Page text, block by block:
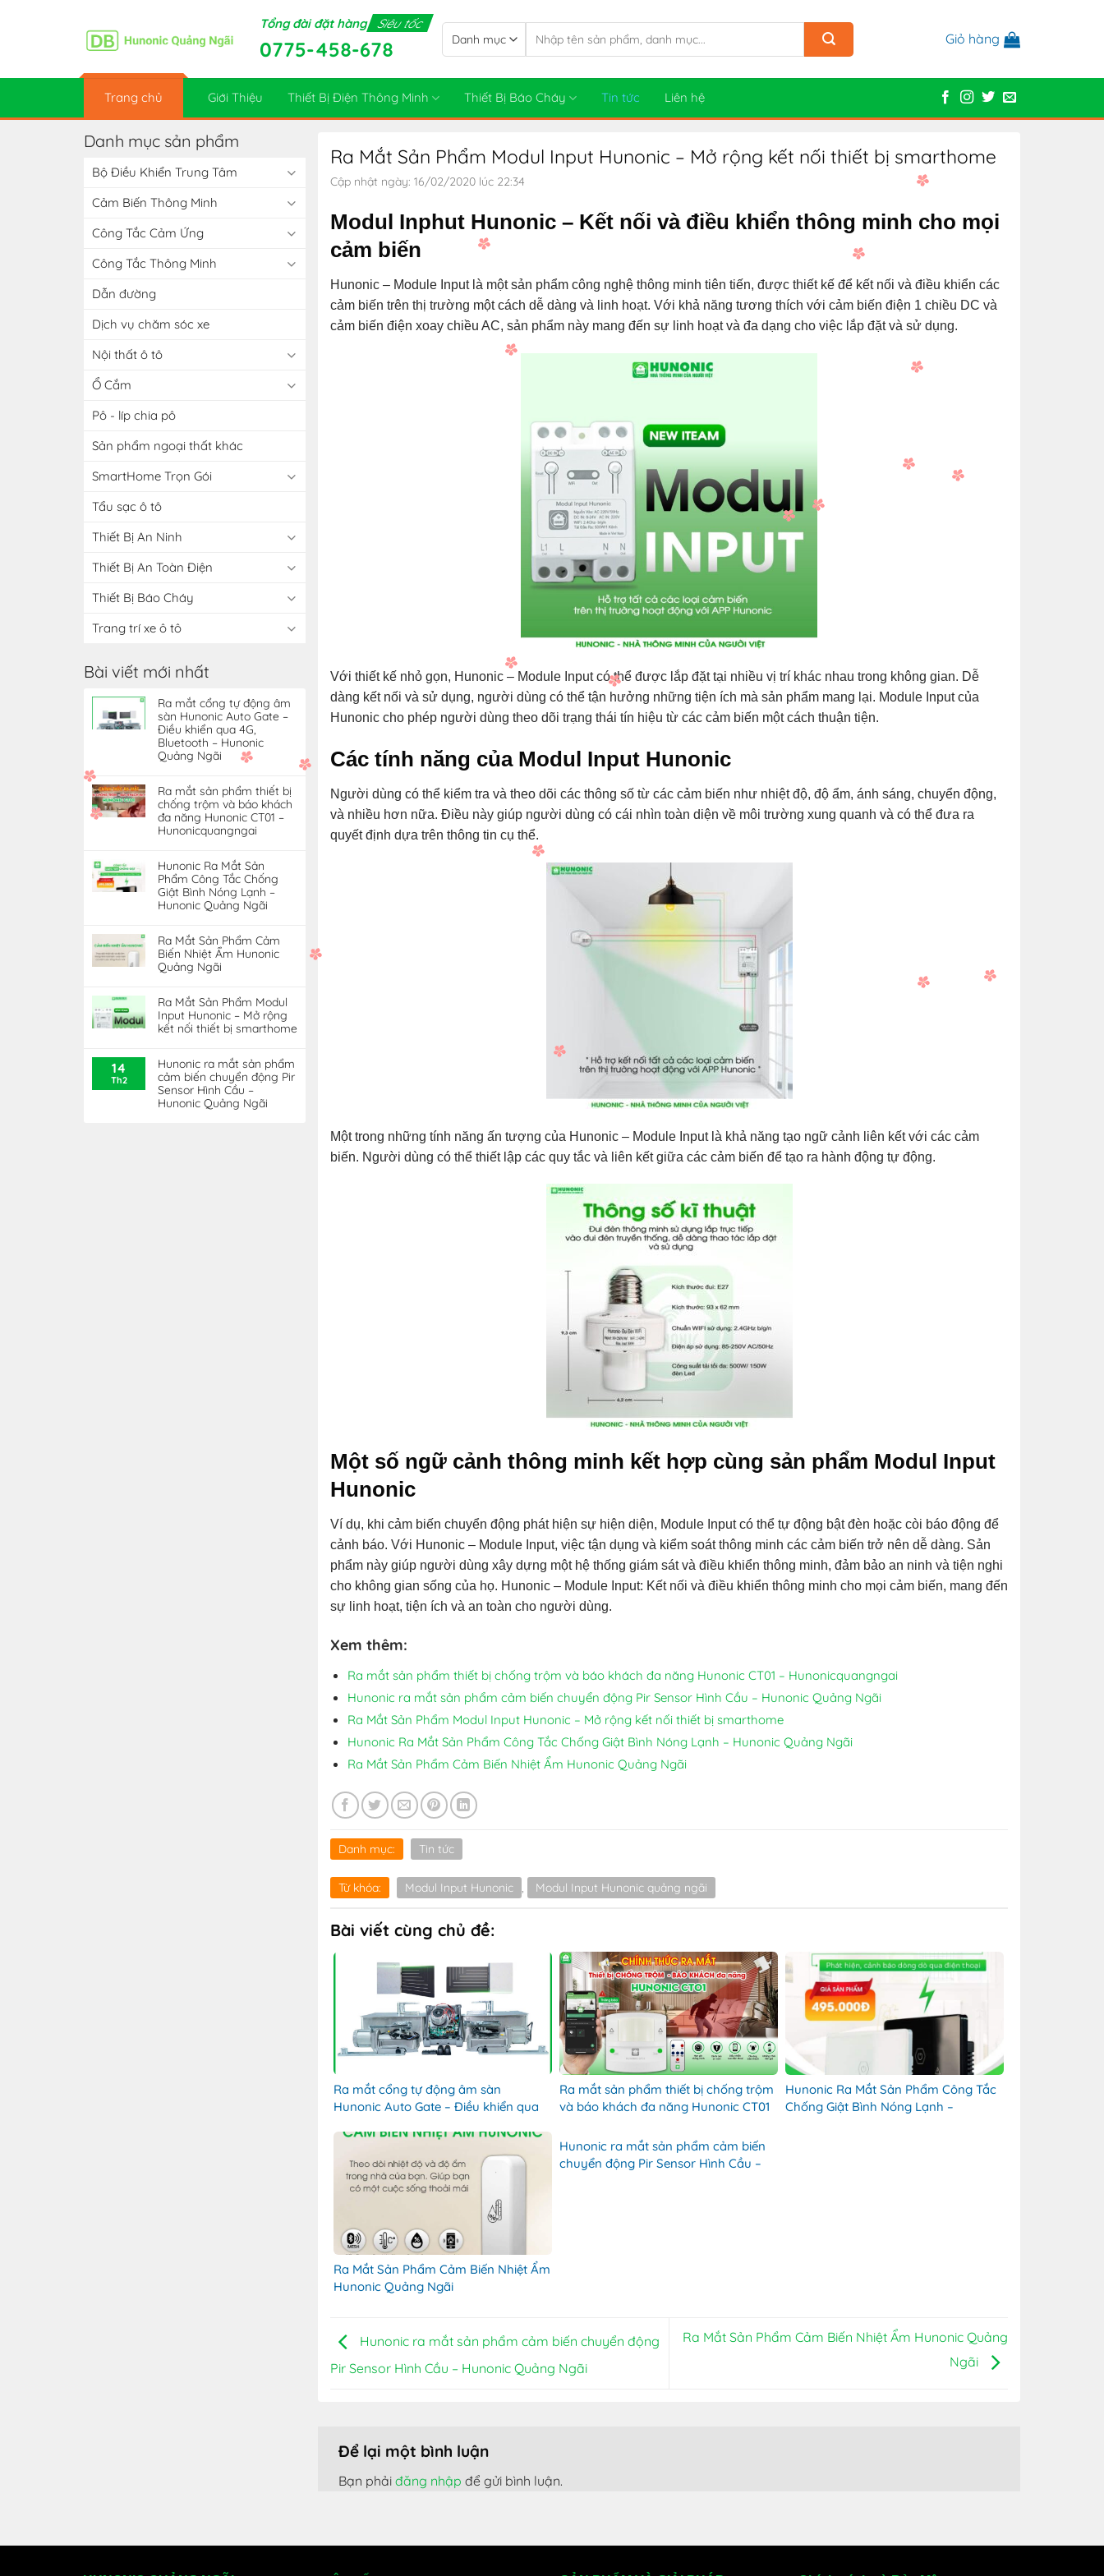
Tổng đài đặt hàng Siêu tốc
0775-458-678
kiếm:
Giỏ hàng
Trang chủ Giới Thiệu Thiết Bị Điện Thông Minh Thiết Bị Báo Cháy Tin tức Liên hệ
Danh mục sản phẩm
Bộ Điều Khiển Trung Tâm
Cảm Biến Thông Minh
Công Tắc Cảm Ứng
Công Tắc Thông Minh
Dẫn đường
Dịch vụ chăm sóc xe
Nội thất ô tô
Ổ Cắm
Pô - líp chia pô
Sản phẩm ngoại thất khác
SmartHome Trọn Gói
Tẩu sạc ô tô
Thiết Bị An Ninh
Thiết Bị An Toàn Điện
Thiết Bị Báo Cháy
Trang trí xe ô tô
Bài viết mới nhất
Ra mắt cổng tự động âm
sàn Hunonic Auto Gate –
Điều khiển qua 4G,
Bluetooth – Hunonic
Quảng Ngãi
Ra mắt sản phẩm thiết bị
chống trộm và báo khách
đa năng Hunonic CT01 –
Hunonicquangngai
Hunonic Ra Mắt Sản
Phẩm Công Tắc Chống
Giật Bình Nóng Lạnh –
Hunonic Quảng Ngãi
Ra Mắt Sản Phẩm Cảm
Biến Nhiệt Ẩm Hunonic
Quảng Ngãi
Ra Mắt Sản Phẩm Modul
Input Hunonic – Mở rộng
kết nối thiết bị smarthome
14
Th2
Hunonic ra mắt sản phẩm
cảm biến chuyển động Pir
Sensor Hình Cầu –
Hunonic Quảng Ngãi
Ra Mắt Sản Phẩm Modul Input Hunonic – Mở rộng kết nối thiết bị smarthome
Cập nhật ngày: 16/02/2020 lúc 22:34
Modul Inphut Hunonic – Kết nối và điều khiển thông minh cho mọi
cảm biến
Hunonic – Module Input là một sản phẩm công nghệ thông minh tiên tiến, được thiết kế để kết nối và điều khiển các
cảm biến trên thị trường một cách dễ dàng và linh hoạt. Với khả năng tương thích với cảm biến điện 1 chiều DC và
cảm biến điện xoay chiều AC, sản phẩm này mang đến sự linh hoạt và đa dạng cho việc lắp đặt và sử dụng.
Với thiết kế nhỏ gọn, Hunonic – Module Input có thể được lắp đặt tại nhiều vị trí khác nhau trong không gian. Dễ
dàng kết nối và sử dụng, người dùng có thể tận hưởng những tiện ích mà sản phẩm mang lại. Module Input của
Hunonic cho phép người dùng theo dõi trạng thái tín hiệu từ các cảm biến một cách thuận tiện.
Các tính năng của Modul Input Hunonic
Người dùng có thể kiểm tra và theo dõi các thông số từ các cảm biến như nhiệt độ, độ ẩm, ánh sáng, chuyển động,
và nhiều hơn nữa. Điều này giúp người dùng có cái nhìn toàn diện về môi trường xung quanh và có thể đưa ra
quyết định dựa trên thông tin cụ thể.
Một trong những tính năng ấn tượng của Hunonic – Module Input là khả năng tạo ngữ cảnh liên kết với các cảm
biến. Người dùng có thể thiết lập các quy tắc và liên kết giữa các cảm biến để tạo ra hành động tự động.
Một số ngữ cảnh thông minh kết hợp cùng sản phẩm Modul Input
Hunonic
Ví dụ, khi cảm biến chuyển động phát hiện sự hiện diện, Module Input có thể tự động bật đèn hoặc còi báo động để
cảnh báo. Với Hunonic – Module Input, việc tận dụng và kiểm soát thông minh các cảm biến trở nên dễ dàng. Sản
phẩm này giúp người dùng xây dựng một hệ thống giám sát và điều khiển thông minh, đảm bảo an ninh và tiện nghi
cho không gian sống của họ. Hunonic – Module Input: Kết nối và điều khiển thông minh cho mọi cảm biến, mang đến
sự linh hoạt, tiện ích và an toàn cho người dùng.
Xem thêm:
Ra mắt sản phẩm thiết bị chống trộm và báo khách đa năng Hunonic CT01 – Hunonicquangngai
Hunonic ra mắt sản phẩm cảm biến chuyển động Pir Sensor Hình Cầu – Hunonic Quảng Ngãi
Ra Mắt Sản Phẩm Modul Input Hunonic – Mở rộng kết nối thiết bị smarthome
Hunonic Ra Mắt Sản Phẩm Công Tắc Chống Giật Bình Nóng Lạnh – Hunonic Quảng Ngãi
Ra Mắt Sản Phẩm Cảm Biến Nhiệt Ẩm Hunonic Quảng Ngãi
Danh mục: Tin tức
Từ khóa: Modul Input Hunonic , Modul Input Hunonic quảng ngãi
Bài viết cùng chủ đề:
Ra mắt cổng tự động âm sàn
Hunonic Auto Gate – Điều khiển qua
Ra mắt sản phẩm thiết bị chống trộm
và báo khách đa năng Hunonic CT01
Hunonic Ra Mắt Sản Phẩm Công Tắc
Chống Giật Bình Nóng Lạnh –
Ra Mắt Sản Phẩm Cảm Biến Nhiệt Ẩm
Hunonic Quảng Ngãi
Hunonic ra mắt sản phẩm cảm biến
chuyển động Pir Sensor Hình Cầu –
Hunonic ra mắt sản phẩm cảm biến chuyển động
Pir Sensor Hình Cầu – Hunonic Quảng Ngãi
Ra Mắt Sản Phẩm Cảm Biến Nhiệt Ẩm Hunonic Quảng
Ngãi
Để lại một bình luận
Bạn phải đăng nhập để gửi bình luận.